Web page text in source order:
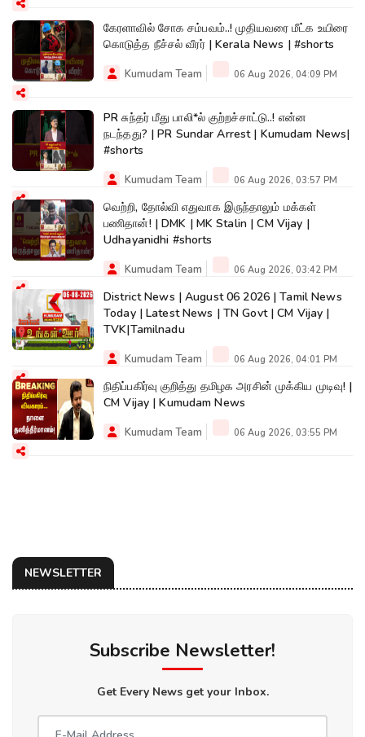
கேரளாவில் சோக சம்பவம்..! முதியவரை மீட்க உயிரை
கொடுத்த நீச்சல் வீரர் | Kerala News | #shorts
Kumudam Team 06 Aug 2026, 04:09 PM
PR சுந்தர் மீது பாலி*ல் குற்றச்சாட்டு..! என்ன
நடந்தது? | PR Sundar Arrest | Kumudam News|
#shorts
Kumudam Team 06 Aug 2026, 03:57 PM
வெற்றி, தோல்வி எதுவாக இருந்தாலும் மக்கள்
பணிதான்! | DMK | MK Stalin | CM Vijay |
Udhayanidhi #shorts
Kumudam Team 06 Aug 2026, 03:42 PM
District News | August 06 2026 | Tamil News
Today | Latest News | TN Govt | CM Vijay |
TVK|Tamilnadu
Kumudam Team 06 Aug 2026, 04:01 PM
நிதிப்பகிர்வு குறித்து தமிழக அரசின் முக்கிய முடிவு! |
CM Vijay | Kumudam News
Kumudam Team 06 Aug 2026, 03:55 PM
NEWSLETTER
Subscribe Newsletter!
Get Every News get your Inbox.